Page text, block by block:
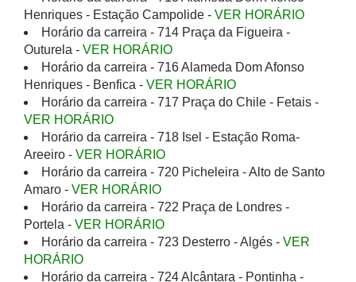
Henriques - Estação Campolide - VER HORÁRIO
Horário da carreira - 714 Praça da Figueira -
Outurela - VER HORÁRIO
Horário da carreira - 716 Alameda Dom Afonso
Henriques - Benfica - VER HORÁRIO
Horário da carreira - 717 Praça do Chile - Fetais -
VER HORÁRIO
Horário da carreira - 718 Isel - Estação Roma-
Areeiro - VER HORÁRIO
Horário da carreira - 720 Picheleira - Alto de Santo
Amaro - VER HORÁRIO
Horário da carreira - 722 Praça de Londres -
Portela - VER HORÁRIO
Horário da carreira - 723 Desterro - Algés - VER
HORÁRIO
Horário da carreira - 724 Alcântara - Pontinha -